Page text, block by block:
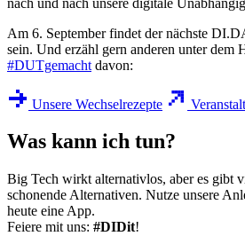
Am 6. September findet der nächste
sein. Und erzähl gern anderen unter dem
#DUTgemacht davon:
Unsere Wechselrezepte
Was kann ich tun?
Big Tech wirkt alternativlos, aber es gibt
schonende Alternativen. Nutze unsere
heute eine App.
Feiere mit uns: #DIDit!